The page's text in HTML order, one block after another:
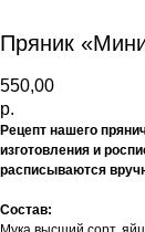
Пряник
550,00
р.
Рецепт нашего
изготовления и
расписываются
Состав: